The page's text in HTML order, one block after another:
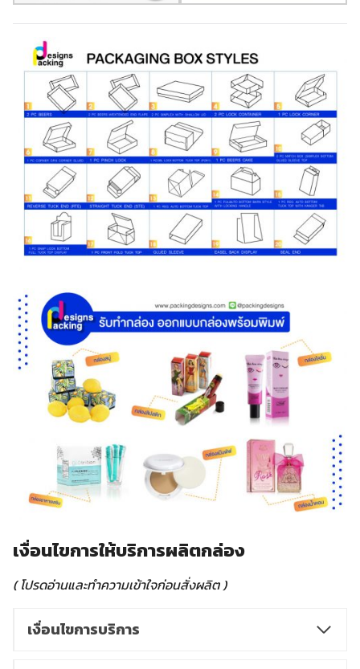
เงื่อนไขการให้บริการผลิตกล่อง
( โปรดอ่านและทำความเข้าใจก่อนสั่งผลิต )
เงื่อนไขการบริการ